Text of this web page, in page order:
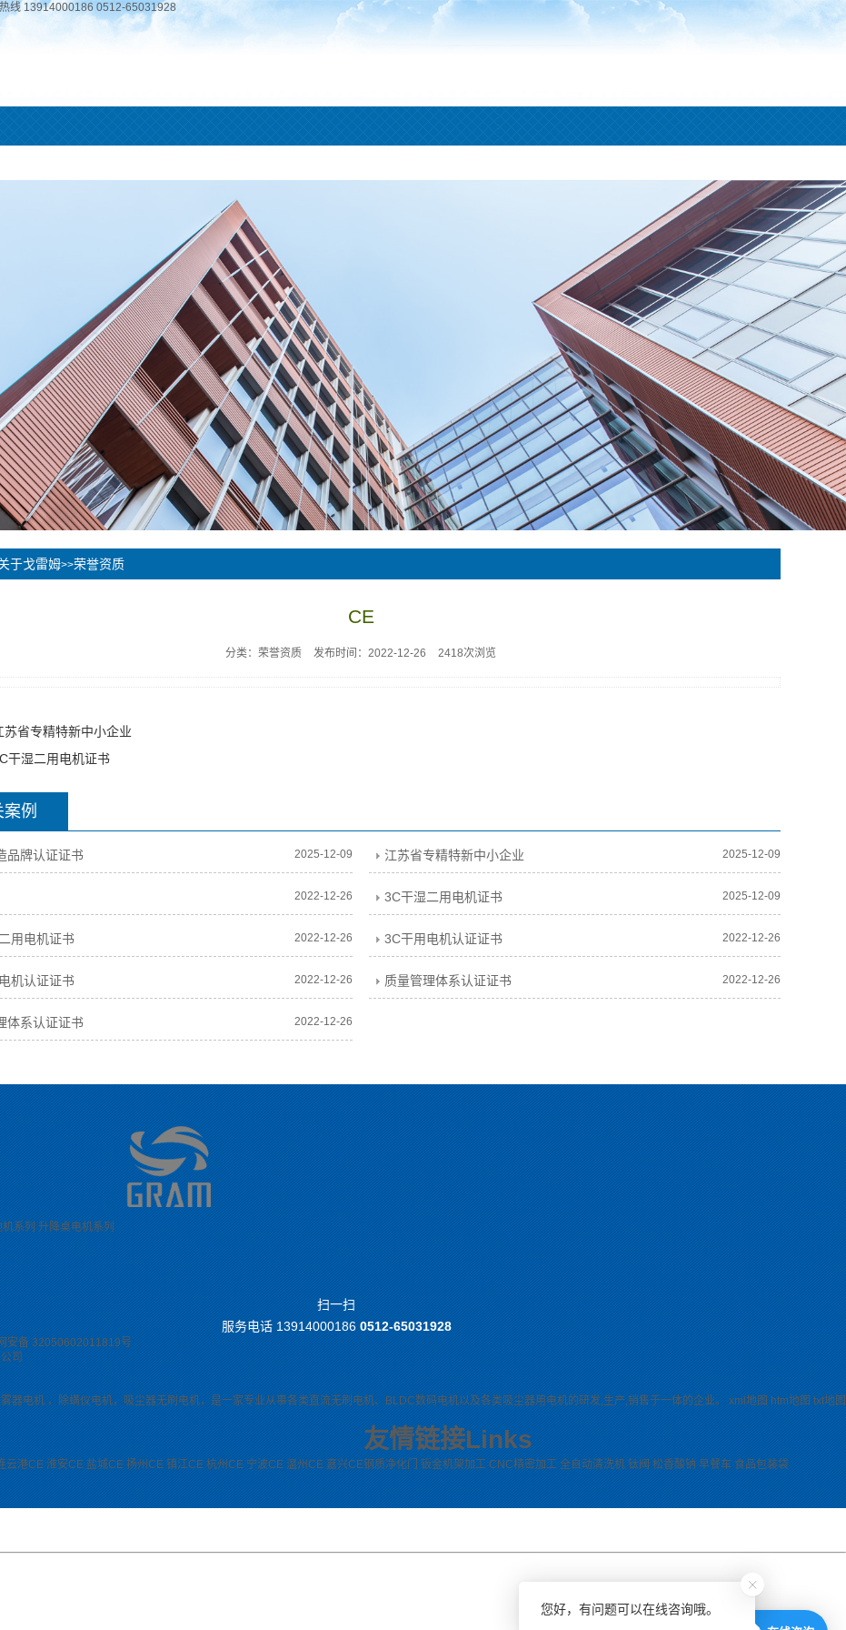
线 13914000186 0512-65031928
于戈雷姆>>荣誉资质
CE
分类：荣誉资质 发布时间：2022-12-26 2418次浏览
苏省专精特新中小企业
干湿二用电机证书
例
品牌认证证书 2025-12-09 江苏省专精特新中小企业 2025-12-09
2022-12-26 3C干湿二用电机证书 2025-12-09
用电机证书 2022-12-26 3C干用电机认证证书 2022-12-26
机认证证书 2022-12-26 质量管理体系认证证书 2022-12-26
体系认证证书 2022-12-26
系列 升降桌电机系列
扫一扫
服务电话 13914000186 0512-65031928
安备 32050602011819号
司
器电机 ， 除螨仪电机， 吸尘器无刷电机，是一家专业从事各类直流无刷电机、BLDC数码电机以及各类吸尘器用电机的研发,生产,销售于一体的企业。 xml地图 htm地图 txt地图
云港CE 淮安CE 盐城CE 扬州CE 镇江CE 杭州CE 宁波CE 温州CE 嘉兴CE
友情链接Links
钢质净化门 钣金机架加工 CNC精密加工 全自动清洗机 钛阀 松香酸钠 早餐车 食品包装袋
您好，有问题可以在线咨询哦。